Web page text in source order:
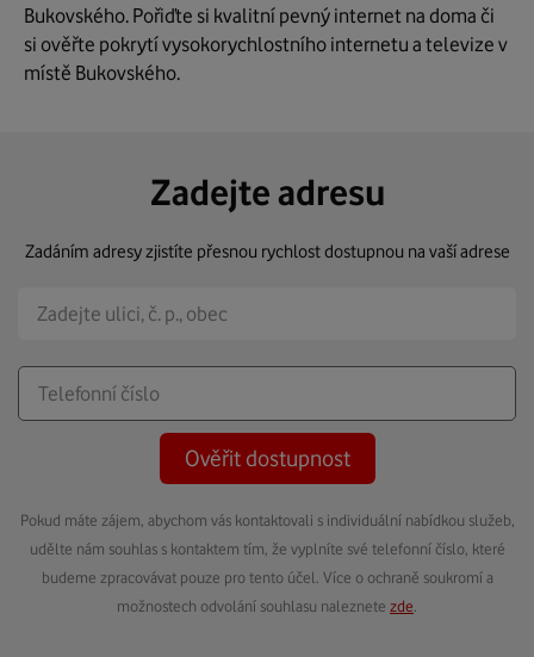
Bukovského. Pořiďte si kvalitní pevný internet na doma či
si ověřte pokrytí vysokorychlostního internetu a televize v
místě Bukovského.
Zadejte adresu
Zadáním adresy zjistíte přesnou rychlost dostupnou na vaší adrese
Ověřit dostupnost
Pokud máte zájem, abychom vás kontaktovali s individuální nabídkou služeb,
udělte nám souhlas s kontaktem tím, že vyplníte své telefonní číslo, které
budeme zpracovávat pouze pro tento účel. Více o ochraně soukromí a
možnostech odvolání souhlasu naleznete zde